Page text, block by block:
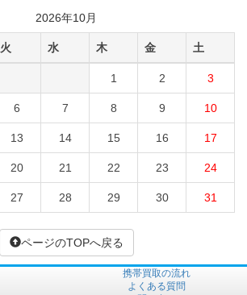
2026年10月
火 水 木 金 土
1 2 3
6 7 8 9 10
13 14 15 16 17
20 21 22 23 24
27 28 29 30 31
ページのTOPへ戻る
携帯買取の流れ
よくある質問